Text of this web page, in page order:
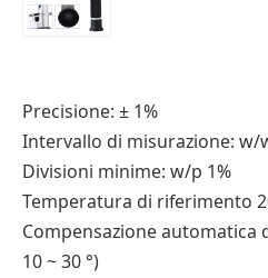
Precisione: ± 1%
Intervallo di misurazione: w/
Divisioni minime: w/p 1%
Temperatura di riferimento
Compensazione automatica
10 ~ 30 °)